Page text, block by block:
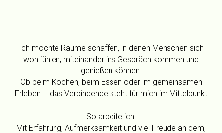
Ich möchte Räume schaffen, in denen Menschen sich
wohlfühlen, miteinander ins Gespräch kommen und
genießen können.
Ob beim Kochen, beim Essen oder im gemeinsamen
Erleben – das Verbindende steht für mich im Mittelpunkt
So arbeite ich.
Mit Erfahrung, Aufmerksamkeit und viel Freude an dem,